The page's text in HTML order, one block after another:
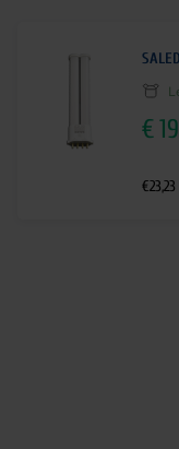
€
€23,23